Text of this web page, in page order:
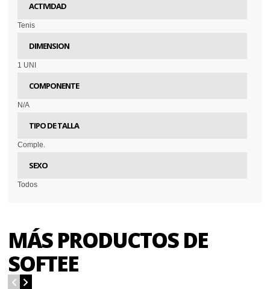
ACTIVIDAD
Tenis
DIMENSION
1 UNI
COMPONENTE
N/A
TIPO DE TALLA
Comple.
SEXO
Todos
MÁS PRODUCTOS DE
SOFTEE